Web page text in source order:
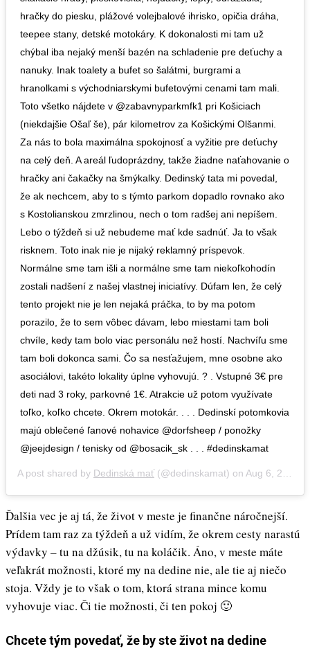
hračky do piesku, plážové volejbalové ihrisko, opičia dráha,
teepee stany, detské motokáry. K dokonalosti mi tam už
chýbal iba nejaký menší bazén na schladenie pre deťuchy a
nanuky. Inak toalety a bufet so šalátmi, burgrami a
hranolkami s východniarskymi bufetovými cenami tam mali.
Toto všetko nájdete v @zabavnyparkmfk1 pri Košiciach
(niekdajšie Ošaľ še), pár kilometrov za Košickými Olšanmi.
Za nás to bola maximálna spokojnosť a vyžitie pre deťuchy
na celý deň. A areál ľudoprázdny, takže žiadne naťahovanie o
hračky ani čakačky na šmýkalky. Dedinský tata mi povedal,
že ak nechcem, aby to s týmto parkom dopadlo rovnako ako
s Kostolianskou zmrzlinou, nech o tom radšej ani nepíšem.
Lebo o týždeň si už nebudeme mať kde sadnúť. Ja to však
risknem. Toto inak nie je nijaký reklamný príspevok.
Normálne sme tam išli a normálne sme tam niekoľkohodín
zostali nadšení z našej vlastnej iniciatívy. Dúfam len, že celý
tento projekt nie je len nejaká práčka, to by ma potom
porazilo, že to sem vôbec dávam, lebo miestami tam boli
chvíle, kedy tam bolo viac personálu než hostí. Nachvíľu sme
tam boli dokonca sami. Čo sa nesťažujem, mne osobne ako
asociálovi, takéto lokality úplne vyhovujú. ? . Vstupné 3€ pre
deti nad 3 roky, parkovné 1€. Atrakcie už potom využívate
toľko, koľko chcete. Okrem motokár. . . . Dedinskí potomkovia
majú oblečené ľanové nohavice @dorfsheep / ponožky
@jeejdesign / tenisky od @bosacik_sk . . . #dedinskamat
A post shared by Dedinská mať (@dedinskamat) on Aug 6, 2020 at 8:17am PDT
Ďalšia vec je aj tá, že život v meste je finančne náročnejší.
Prídem tam raz za týždeň a už vidím, že okrem cesty narastú
výdavky – tu na džúsik, tu na koláčik. Áno, v meste máte
veľakrát možnosti, ktoré my na dedine nie, ale tie aj niečo
stoja. Vždy je to však o tom, ktorá strana mince komu
vyhovuje viac. Či tie možnosti, či ten pokoj 🙂
Chcete tým povedať, že by ste život na dedine